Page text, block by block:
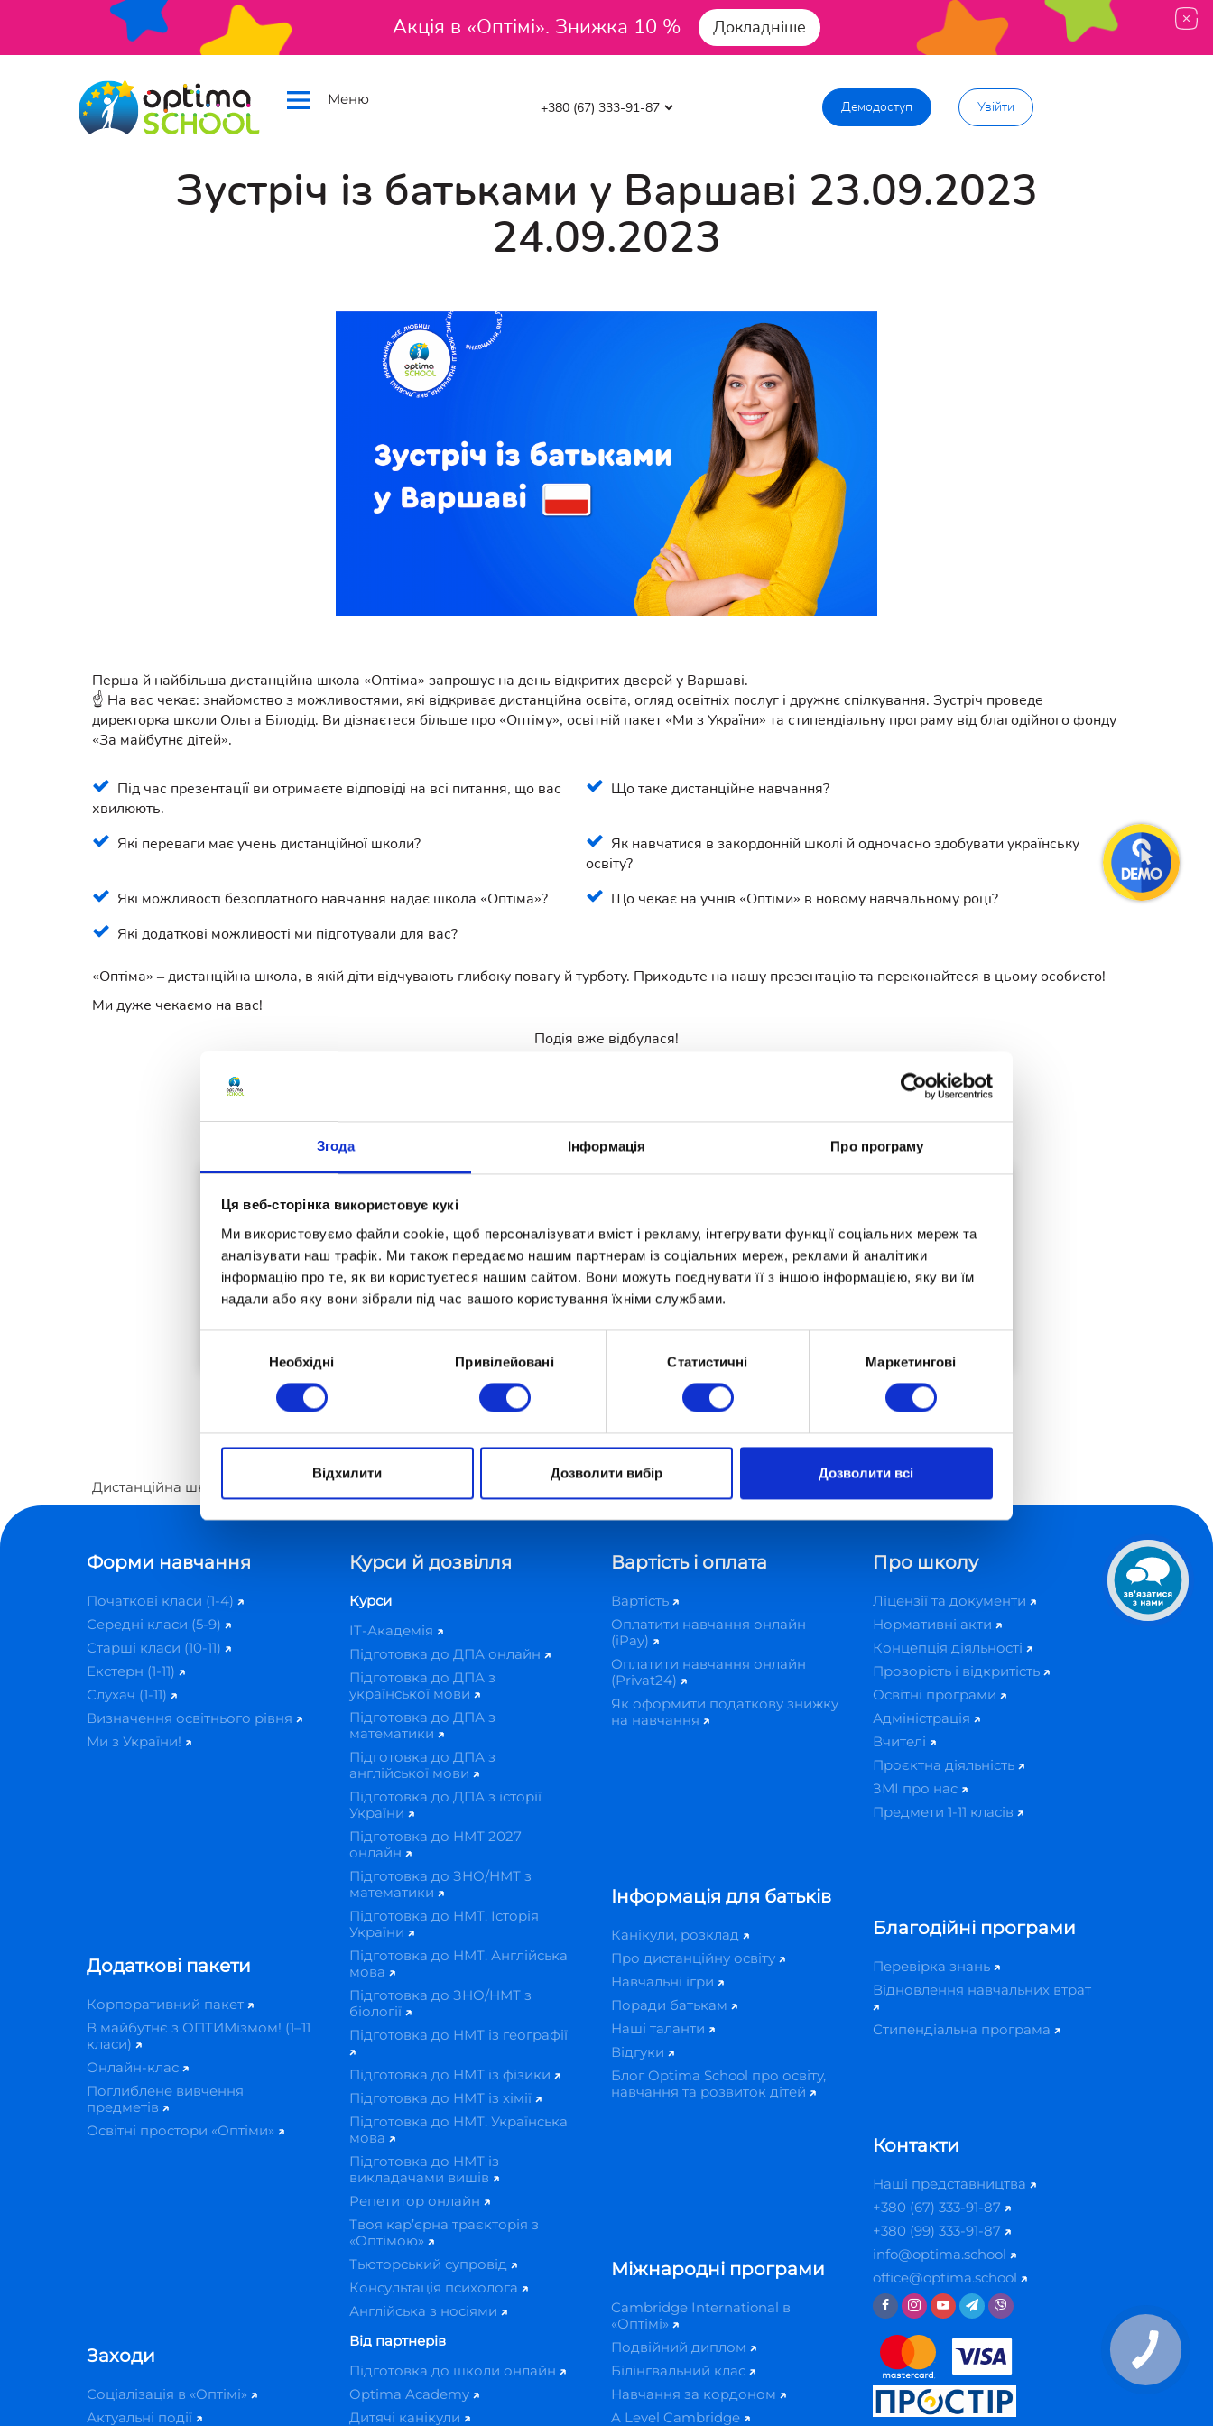
Згода Інформація Про програму
Ця веб-сторінка використовує кукі
Ми використовуємо файли cookie, щоб персоналізувати вміст і рекламу, інтегрувати функції соціальних мереж та
аналізувати наш трафік. Ми також передаємо нашим партнерам із соціальних мереж, реклами й аналітики
інформацію про те, як ви користуєтеся нашим сайтом. Вони можуть поєднувати її з іншою інформацією, яку ви їм
надали або яку вони зібрали під час вашого користування їхніми службами.
Необхідні Привілейовані Статистичні Маркетингові
Відхилити Дозволити вибір Дозволити всі
Акція в «Оптімі». Знижка 10 % Докладніше
Меню Демодоступ Увійти
Зустріч із батьками у Варшаві 23.09.2023
24.09.2023
Перша й найбільша дистанційна школа «Оптіма» запрошує на день відкритих дверей у Варшаві.
☝️ На вас чекає: знайомство з можливостями, які відкриває дистанційна освіта, огляд освітніх послуг і дружнє спілкування. Зустріч проведе
директорка школи Ольга Білодід. Ви дізнаєтеся більше про «Оптіму», освітній пакет «Ми з України» та стипендіальну програму від благодійного фонду
«За майбутнє дітей».
Під час презентації ви отримаєте відповіді на всі питання, що вас
хвилюють.
Що таке дистанційне навчання?
Які переваги має учень дистанційної школи?
Як навчатися в закордонній школі й одночасно здобувати українську
освіту?
Які можливості безоплатного навчання надає школа «Оптіма»?
Що чекає на учнів «Оптіми» в новому навчальному році?
Які додаткові можливості ми підготували для вас?
«Оптіма» – дистанційна школа, в якій діти відчувають глибоку повагу й турботу. Приходьте на нашу презентацію та переконайтеся в цьому особисто!
Ми дуже чекаємо на вас!
Подія вже відбулася!
Долучайтеся до нас:
2023-09-23
Початок о 14:00. (Час
початку зустрічі
вказано за Варшавою
02-366 Warszawa
1920 r./7.
Дистанційна школа «Оптіма» Зустріч із батьками у Варшаві
Форми навчання
Початкові класи (1-4)
Середні класи (5-9)
Старші класи (10-11)
Екстерн (1-11)
Слухач (1-11)
Визначення освітнього рівня
Ми з України!
Додаткові пакети
Корпоративний пакет
В майбутнє з ОПТИМізмом! (1–11
класи)
Онлайн-клас
Поглиблене вивчення
предметів
Освітні простори «Оптіми»
Заходи
Соціалізація в «Оптімі»
Актуальні події
Курси й дозвілля
Курси
IT-Академія
Підготовка до ДПА онлайн
Підготовка до ДПА з
української мови
Підготовка до ДПА з
математики
Підготовка до ДПА з
англійської мови
Підготовка до ДПА з історії
України
Підготовка до НМТ 2027
онлайн
Підготовка до ЗНО/НМТ з
математики
Підготовка до НМТ. Історія
України
Підготовка до НМТ. Англійська
мова
Підготовка до ЗНО/НМТ з
біології
Підготовка до НМТ із географії
Підготовка до НМТ із фізики
Підготовка до НМТ із хімії
Підготовка до НМТ. Українська
мова
Підготовка до НМТ із
викладачами вишів
Репетитор онлайн
Твоя кар’єрна траєкторія з
«Оптімою»
Тьюторський супровід
Консультація психолога
Англійська з носіями
Від партнерів
Підготовка до школи онлайн
Optima Academy
Дитячі канікули
Вартість і оплата
Вартість
Оплатити навчання онлайн
(iPay)
Оплатити навчання онлайн
(Privat24)
Як оформити податкову знижку
на навчання
Інформація для батьків
Канікули, розклад
Про дистанційну освіту
Навчальні ігри
Поради батькам
Наші таланти
Відгуки
Блог Optima School про освіту,
навчання та розвиток дітей
Міжнародні програми
Cambridge International в
«Оптімі»
Подвійний диплом
Білінгвальний клас
Навчання за кордоном
A Level Cambridge
Про школу
Ліцензії та документи
Нормативні акти
Концепція діяльності
Прозорість і відкритість
Освітні програми
Адміністрація
Вчителі
Проєктна діяльність
ЗМІ про нас
Предмети 1-11 класів
Благодійні програми
Перевірка знань
Відновлення навчальних втрат
Стипендіальна програма
Контакти
Наші представництва
+380 (67) 333-91-87
+380 (99) 333-91-87
info@optima.school
office@optima.school